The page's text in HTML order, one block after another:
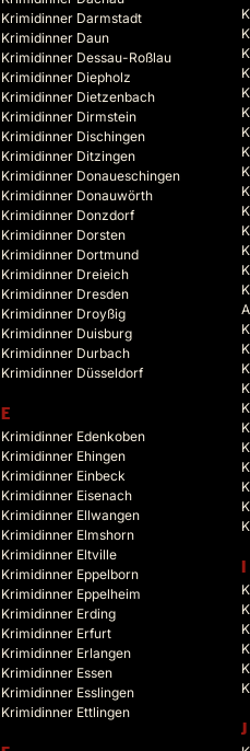
Krimidinner Darmstadt
Krimidinner Daun
Krimidinner Dessau-Roßlau
Krimidinner Diepholz
Krimidinner Dietzenbach
Krimidinner Dirmstein
Krimidinner Dischingen
Krimidinner Ditzingen
Krimidinner Donaueschingen
Krimidinner Donauwörth
Krimidinner Donzdorf
Krimidinner Dorsten
Krimidinner Dortmund
Krimidinner Dreieich
Krimidinner Dresden
Krimidinner Droyßig
Krimidinner Duisburg
Krimidinner Durbach
Krimidinner Düsseldorf
E
Krimidinner Edenkoben
Krimidinner Ehingen
Krimidinner Einbeck
Krimidinner Eisenach
Krimidinner Ellwangen
Krimidinner Elmshorn
Krimidinner Eltville
Krimidinner Eppelborn
Krimidinner Eppelheim
Krimidinner Erding
Krimidinner Erfurt
Krimidinner Erlangen
Krimidinner Essen
Krimidinner Esslingen
Krimidinner Ettlingen
J